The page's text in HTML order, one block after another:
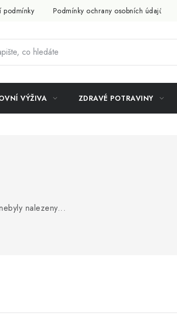
podmínky Podmínky ochrany osobních údajů
VÝŽIVA ZDRAVÉ POTRAVINY
nalezeny...